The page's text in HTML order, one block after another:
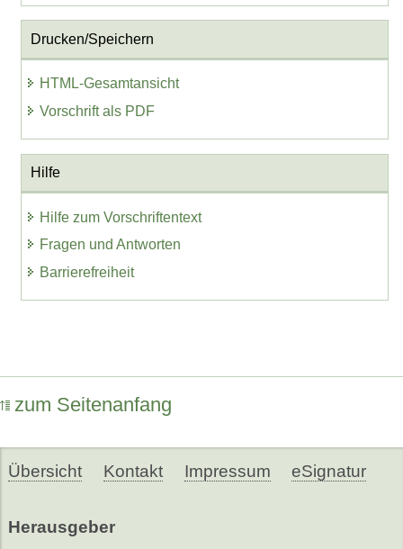
Drucken/Speichern
HTML-Gesamtansicht
Vorschrift als PDF
Hilfe
Hilfe zum Vorschriftentext
Fragen und Antworten
Barrierefreiheit
zum Seitenanfang
Übersicht Kontakt Impressum eSignatur
Herausgeber